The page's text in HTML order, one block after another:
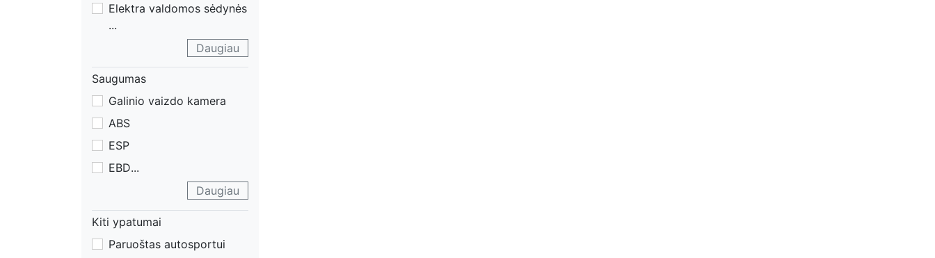
Elektra valdomos sėdynės
...
Daugiau
Saugumas
Galinio vaizdo kamera
ABS
ESP
EBD...
Daugiau
Kiti ypatumai
Paruoštas autosportui